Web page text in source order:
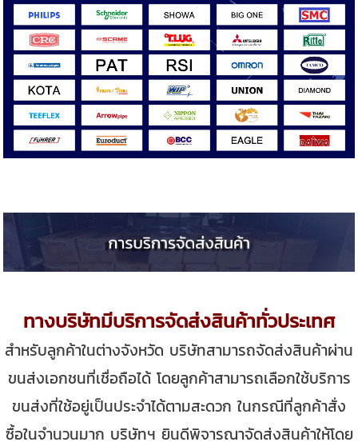
ทางบริษัทมีบริการจัดส่งสินค้าทั่วประเทศ
สำหรับลูกค้าในต่างจังหวัด บริษัทสามารถจัดส่งสินค้าผ่าน
ขนส่งเอกชนที่เชื่อถือได้ โดยลูกค้าสามารถเลือกใช้บริการ
ขนส่งที่ใช้อยู่เป็นประจำได้ตามสะดวก ในกรณีที่ลูกค้าสั่ง
ซื้อในจำนวนมาก บริษัทฯ ยินดีพิจารณาจัดส่งสินค้าให้โดย